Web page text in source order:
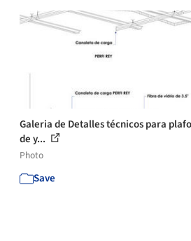
Galeria de Detalles técnicos para
de y...
Photo
Save